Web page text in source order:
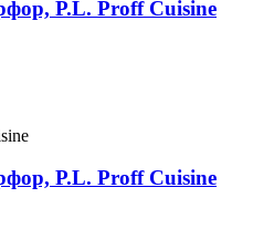
P.L. Proff Cuisine
P.L. Proff Cuisine